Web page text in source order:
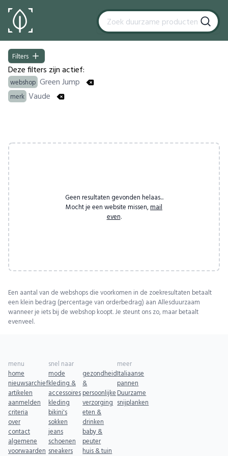
Filters
Filters
Deze filters zijn actief:
webshop Green Jump
merk Vaude
Geen resultaten gevonden helaas...
Mocht je een website missen, mail
even.
Een aantal van de webshops die voorkomen in de zoekresultaten betaalt
een klein bedrag (percentage van orderbedrag) aan Allesduurzaam
wanneer je iets bij de webshop koopt. Je steunt ons zo, maar betaalt
evenveel.
menu
home
nieuwsarchief
artikelen
aanmelden
criteria
over
contact
algemene
voorwaarden
snel naar
mode
kleding &
accessoires
kleding
bikini's
sokken
jeans
schoenen
sneakers
gezondheid
&
persoonlijke
verzorging
eten &
drinken
baby &
peuter
huis & tuin
meer
Italiaanse
pannen
Duurzame
snijplanken